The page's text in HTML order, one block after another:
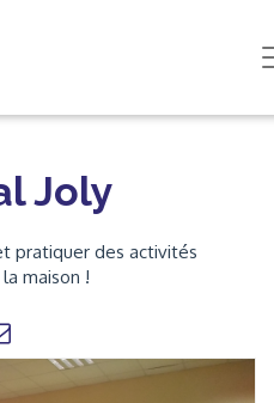
Joly
pratiquer des activités
maison !